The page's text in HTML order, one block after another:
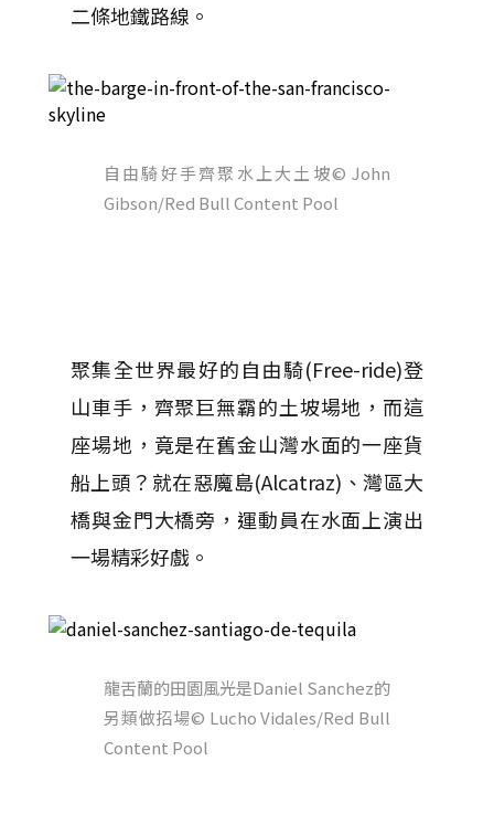
二條地鐵路線。
自由騎好手齊聚水上大土坡© John
Gibson/Red Bull Content Pool
聚集全世界最好的自由騎(Free-ride)登
山車手，齊聚巨無霸的土坡場地，而這
座場地，竟是在舊金山灣水面的一座貨
船上頭？就在惡魔島(Alcatraz)、灣區大
橋與金門大橋旁，運動員在水面上演出
一場精彩好戲。
龍舌蘭的田園風光是Daniel Sanchez的
另類做招場© Lucho Vidales/Red Bull
Content Pool